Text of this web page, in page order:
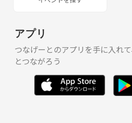
アプリ
つなげーとのアプリを手に入れ
とつながろう